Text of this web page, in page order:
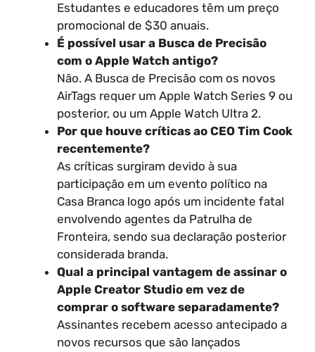
Estudantes e educadores têm um preço
promocional de $30 anuais.
É possível usar a Busca de Precisão
com o Apple Watch antigo?
Não. A Busca de Precisão com os novos
AirTags requer um Apple Watch Series 9 ou
posterior, ou um Apple Watch Ultra 2.
Por que houve críticas ao CEO Tim Cook
recentemente?
As críticas surgiram devido à sua
participação em um evento político na
Casa Branca logo após um incidente fatal
envolvendo agentes da Patrulha de
Fronteira, sendo sua declaração posterior
considerada branda.
Qual a principal vantagem de assinar o
Apple Creator Studio em vez de
comprar o software separadamente?
Assinantes recebem acesso antecipado a
novos recursos que são lançados